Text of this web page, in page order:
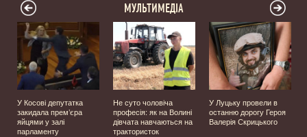
МУЛЬТИМЕДІА
У Косові депутатка
закидала прем’єра
яйцями у залі
парламенту
Не суто чоловіча
професія: як на Волині
дівчата навчаються на
трактористок
У Луцьку провели в
останню дорогу Героя
Валерія Скрицького